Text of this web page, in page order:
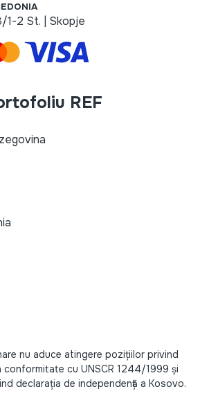
1-2 St. | Skopje
REF
nu aduce atingere pozițiilor privind
cu UNSCR 1244/1999 și
declarația de independență a Kosovo.